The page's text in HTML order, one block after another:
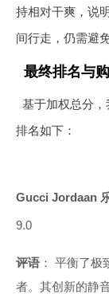
持相对干爽，说
间行走，仍需避
最终排名与
基于加权总分
排名如下：
Gucci Jordaan
9.0
评语 ： 平衡了
者。其创新的静